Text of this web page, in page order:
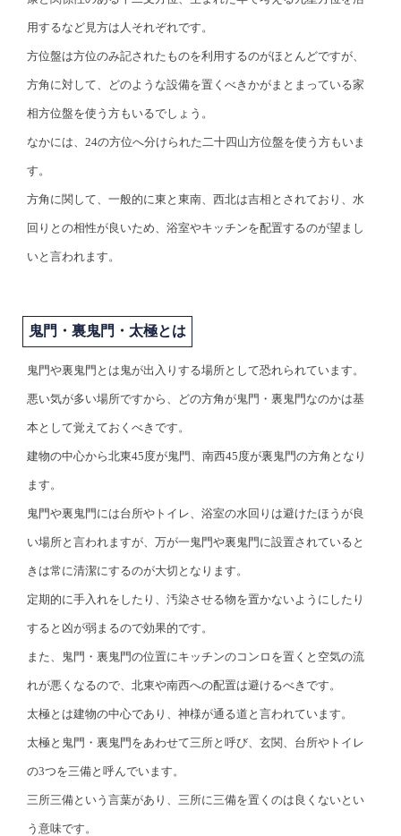
用するなど見方は人それぞれです。
方位盤は方位のみ記されたものを利用するのがほとんどですが、
方角に対して、どのような設備を置くべきかがまとまっている家
相方位盤を使う方もいるでしょう。
なかには、24の方位へ分けられた二十四山方位盤を使う方もいま
す。
方角に関して、一般的に東と東南、西北は吉相とされており、水
回りとの相性が良いため、浴室やキッチンを配置するのが望まし
いと言われます。
鬼門・裏鬼門・太極とは
鬼門や裏鬼門とは鬼が出入りする場所として恐れられています。
悪い気が多い場所ですから、どの方角が鬼門・裏鬼門なのかは基
本として覚えておくべきです。
建物の中心から北東45度が鬼門、南西45度が裏鬼門の方角となり
ます。
鬼門や裏鬼門には台所やトイレ、浴室の水回りは避けたほうが良
い場所と言われますが、万が一鬼門や裏鬼門に設置されていると
きは常に清潔にするのが大切となります。
定期的に手入れをしたり、汚染させる物を置かないようにしたり
すると凶が弱まるので効果的です。
また、鬼門・裏鬼門の位置にキッチンのコンロを置くと空気の流
れが悪くなるので、北東や南西への配置は避けるべきです。
太極とは建物の中心であり、神様が通る道と言われています。
太極と鬼門・裏鬼門をあわせて三所と呼び、玄関、台所やトイレ
の3つを三備と呼んでいます。
三所三備という言葉があり、三所に三備を置くのは良くないとい
う意味です。